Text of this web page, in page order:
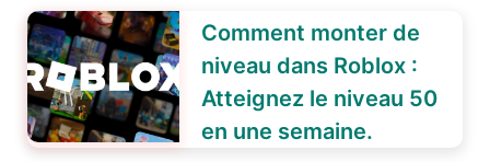
Comment monter de
niveau dans Roblox :
Atteignez le niveau 50
en une semaine.